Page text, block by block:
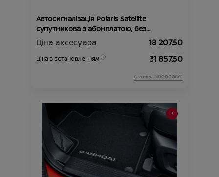
Автосигналізація Polaris Satellite
супутникова з абонплатою, без
автозапуску
Ціна аксесуара 18 207.50
Ціна з встановленням 31 857.50
Артикул:N00000661